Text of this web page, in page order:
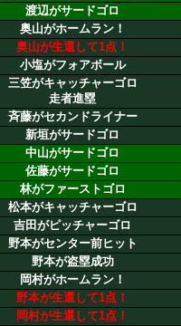
渡辺がサードゴロ
奥山がホームラン！
奥山が生還して1点！
小塩がフォアボール
三笠がキャッチャーゴロ
走者進塁
斉藤がセカンドライナー
新垣がサードゴロ
中山がサードゴロ
佐藤がサードゴロ
林がファーストゴロ
松本がキャッチャーゴロ
吉田がピッチャーゴロ
野本がセンター前ヒット
野本が盗塁成功
岡村がホームラン！
野本が生還して1点！
岡村が生還して1点！